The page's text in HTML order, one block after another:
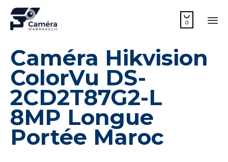

0
Caméra Hikvision
ColorVu DS-
2CD2T87G2-L
8MP Longue
Portée Maroc